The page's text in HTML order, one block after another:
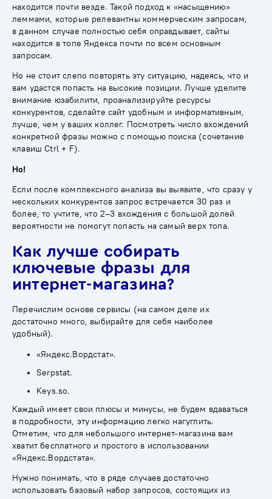
находится почти везде. Такой подход к «насыщению»
леммами, которые релевантны коммерческим запросам,
в данном случае полностью себя оправдывает, сайты
находится в топе Яндекса почти по всем основным
запросам.
Но не стоит слепо повторять эту ситуацию, надеясь, что и
вам удастся попасть на высокие позиции. Лучше уделите
внимание юзабилити, проанализируйте ресурсы
конкурентов, сделайте сайт удобным и информативным,
лучше, чем у ваших коллег. Посмотреть число вхождений
конкретной фразы можно с помощью поиска (сочетание
клавиш Ctrl + F).
Но!
Если после комплексного анализа вы выявите, что сразу у
нескольких конкурентов запрос встречается 30 раз и
более, то учтите, что 2–3 вхождения с большой долей
вероятности не помогут попасть на самый верх топа.
Как лучше собирать
ключевые фразы для
интернет-магазина?
Перечислим основе сервисы (на самом деле их
достаточно много, выбирайте для себя наиболее
удобный).
«Яндекс.Вордстат».
Serpstat.
Keys.so.
Каждый имеет свои плюсы и минусы, не будем вдаваться
в подробности, эту информацию легко нагуглить.
Отметим, что для небольшого интернет-магазина вам
хватит бесплатного и простого в использовании
«Яндекс.Вордстата».
Нужно понимать, что в ряде случаев достаточно
использовать базовый набор запросов, состоящих из